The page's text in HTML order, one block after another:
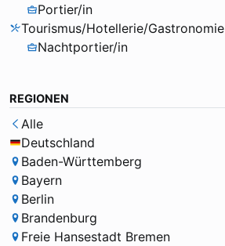
Portier/in
Tourismus/Hotellerie/Gastronomie
Nachtportier/in
REGIONEN
Alle
Deutschland
Baden-Württemberg
Bayern
Berlin
Brandenburg
Freie Hansestadt Bremen